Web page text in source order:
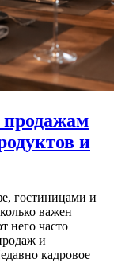
продажам
и
гостиницами и
важен
него часто
и
кадровое